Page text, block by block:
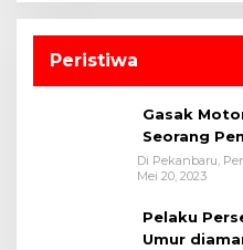
Peristiwa
Gasak
Seorang
Bukit Raya
Di Pekanbaru,
Mei 20, 2023
Pelaku
Umur